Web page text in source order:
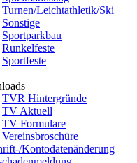
Turnen/Leichtathletik/Ski
Sonstige
Sportparkbau
Runkelfeste
Sportfeste
TVR Hintergründe
TV Aktuell
TV Formulare
Vereinsbroschüre
Kontodatenänderung